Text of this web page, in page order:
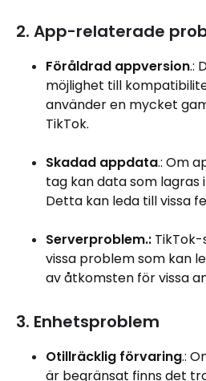
2. App-relaterade
Föråldrad appversion.:
möjlighet till
använder en mycket
TikTok.
Skadad appdata.: Om
tag kan data som lagras
Detta kan leda till vissa
Serverproblem.:
vissa problem som kan
av åtkomsten för vissa
3. Enhetsproblem
Otillräcklig förvaring.:
är begränsat finns det